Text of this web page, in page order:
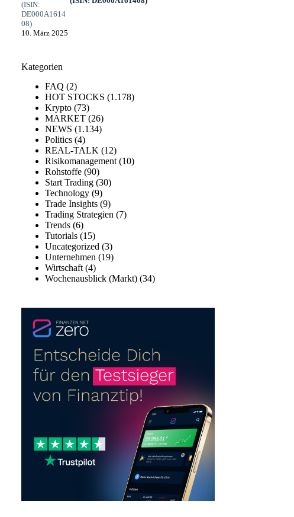
10. März 2025
Kategorien
FAQ (2)
HOT STOCKS (1.178)
Krypto (73)
MARKET (26)
NEWS (1.134)
Politics (4)
REAL-TALK (12)
Risikomanagement (10)
Rohstoffe (90)
Start Trading (30)
Technology (9)
Trade Insights (9)
Trading Strategien (7)
Trends (6)
Tutorials (15)
Uncategorized (3)
Unternehmen (19)
Wirtschaft (4)
Wochenausblick (Markt) (34)